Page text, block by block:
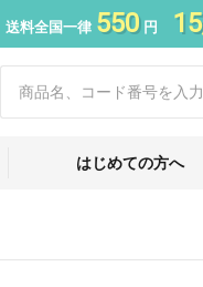
送料全国一律 550円
はじめての方へ